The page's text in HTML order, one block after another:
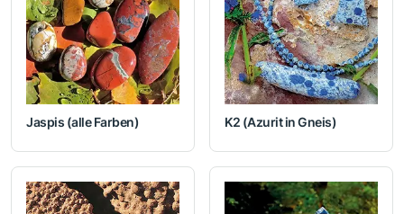
Jaspis (alle Farben) K2 (Azurit in Gneis)